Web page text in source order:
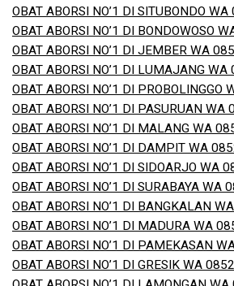
OBAT ABORSI NO’1 DI SITUBONDO
OBAT ABORSI NO’1 DI BONDOWOSO
OBAT ABORSI NO’1 DI JEMBER WA
OBAT ABORSI NO’1 DI LUMAJANG
OBAT ABORSI NO’1 DI
OBAT ABORSI NO’1 DI PASURUAN
OBAT ABORSI NO’1 DI MALANG WA
OBAT ABORSI NO’1 DI DAMPIT WA
OBAT ABORSI NO’1 DI SIDOARJO WA
OBAT ABORSI NO’1 DI SURABAYA
OBAT ABORSI NO’1 DI BANGKALAN
OBAT ABORSI NO’1 DI MADURA WA
OBAT ABORSI NO’1 DI PAMEKASAN
OBAT ABORSI NO’1 DI GRESIK WA